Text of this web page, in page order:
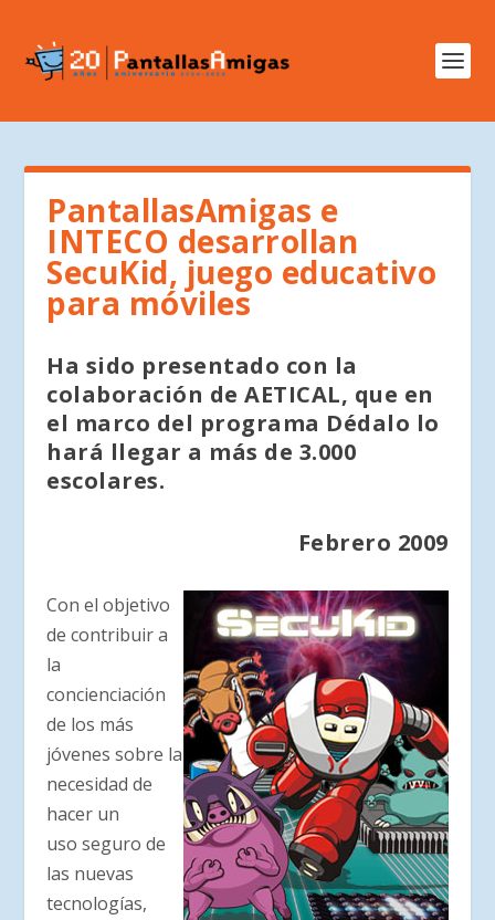
PantallasAmigas e
INTECO desarrollan
SecuKid, juego educativo
para móviles
Ha sido presentado con la
colaboración de AETICAL, que en
el marco del programa Dédalo lo
hará llegar a más de 3.000
escolares.
Febrero 2009
Con el objetivo
de contribuir a
la
concienciación
de los más
jóvenes sobre la
necesidad de
hacer un
uso seguro de
las nuevas
tecnologías,